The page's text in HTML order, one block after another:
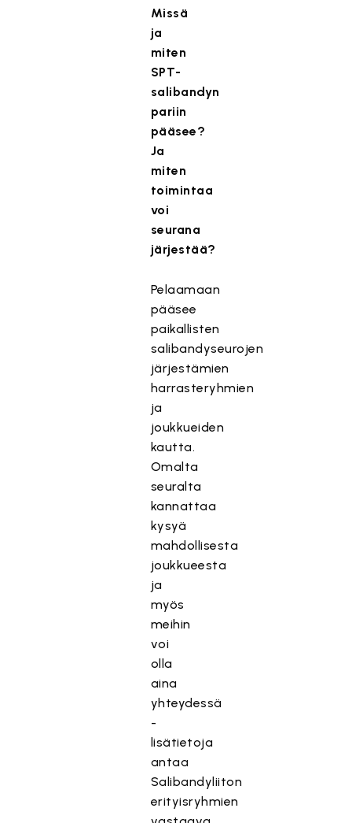
Missä
ja
miten
SPT-
salibandyn
pariin
pääsee?
Ja
miten
toimintaa
voi
seurana
järjestää?
Pelaamaan
pääsee
paikallisten
salibandyseurojen
järjestämien
harrasteryhmien
ja
joukkueiden
kautta.
Omalta
seuralta
kannattaa
kysyä
mahdollisesta
joukkueesta
ja
myös
meihin
voi
olla
aina
yhteydessä
-
lisätietoja
antaa
Salibandyliiton
erityisryhmien